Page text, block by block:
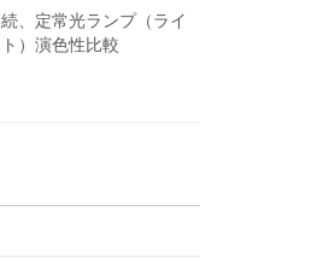
続、定常光ランプ（ライ
ト）演色性比較